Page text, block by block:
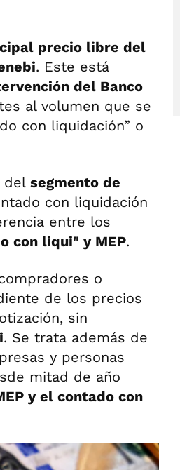
precio libre del
. Este está
del Banco
al volumen que se
con liquidación” o
del segmento de
con liquidación
entre los
con liqui" y MEP.
o
de los precios
sin
. Se trata además de
y personas
mitad de año
y el contado con